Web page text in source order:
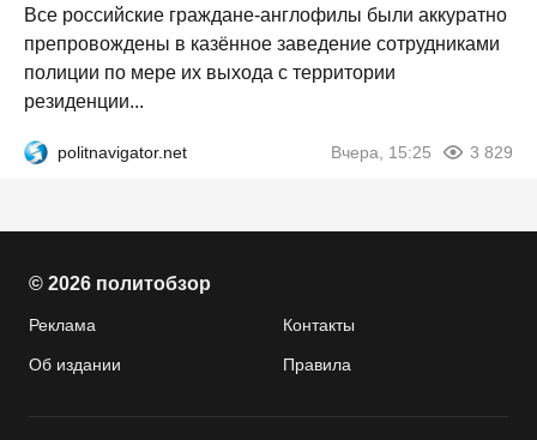
Все российские граждане-англофилы были аккуратно
препровождены в казённое заведение сотрудниками
полиции по мере их выхода с территории
резиденции...
politnavigator.net Вчера, 15:25 3 829
© 2026 политобзор
Реклама Контакты
Об издании Правила